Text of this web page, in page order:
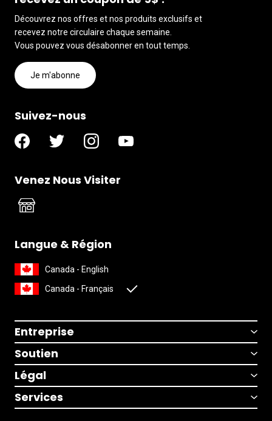
Découvrez nos offres et nos produits exclusifs et
recevez notre circulaire chaque semaine.
Vous pouvez vous désabonner en tout temps.
Je m'abonne
Suivez-nous
Venez Nous Visiter
Langue & Région
Canada - English
Canada - Français
Entreprise
Soutien
Légal
Services